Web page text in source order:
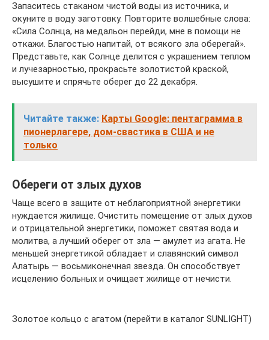
Запаситесь стаканом чистой воды из источника, и
окуните в воду заготовку. Повторите волшебные слова:
«Сила Солнца, на медальон перейди, мне в помощи не
откажи. Благостью напитай, от всякого зла оберегай».
Представьте, как Солнце делится с украшением теплом
и лучезарностью, прокрасьте золотистой краской,
высушите и спрячьте оберег до 22 декабря.
Читайте также: Карты Google: пентаграмма в
пионерлагере, дом-свастика в США и не
только
Обереги от злых духов
Чаще всего в защите от неблагоприятной энергетики
нуждается жилище. Очистить помещение от злых духов
и отрицательной энергетики, поможет святая вода и
молитва, а лучший оберег от зла — амулет из агата. Не
меньшей энергетикой обладает и славянский символ
Алатырь — восьмиконечная звезда. Он способствует
исцелению больных и очищает жилище от нечисти.
Золотое кольцо с агатом (перейти в каталог SUNLIGHT)